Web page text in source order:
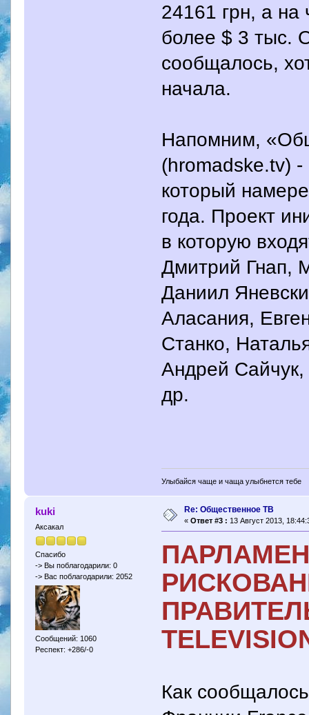
24161 грн, а на
более $ 3 тыс.
сообщалось,
начала.
Напомним,
(hromadske.tv) -
который
года. Проект
в которую
Дмитрий Гнап,
Даниил
Аласания,
Станко,
Андрей
др.
Улыбайся чаще и чаща улыбнется тебе
kuki
Аксакал
Спасибо
-> Вы поблагодарили: 0
-> Вас поблагодарили: 2052
Сообщений: 1060
Респект: +286/-0
Re: Общественное ТВ
« Ответ #3 : 13 Август 2013,
Как